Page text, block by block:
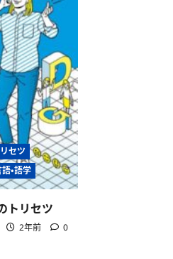
セツ
・語学
トリセツ
2年前 0